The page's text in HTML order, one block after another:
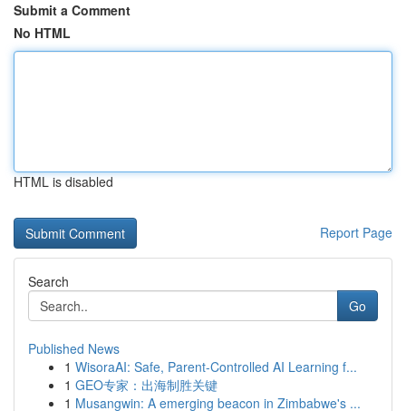
Submit a Comment
No HTML
HTML is disabled
Report Page
Search
Go
Published News
1 WisoraAI: Safe, Parent-Controlled AI Learning f...
1 GEO专家：出海制胜关键
1 Musangwin: A emerging beacon in Zimbabwe's ...